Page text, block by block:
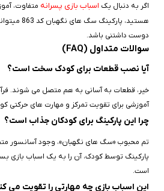
اگر به دنبال یک اسباب‌ بازی پسرانه متفاوت،
هستید،
دوست‌ داشتنی باشد.
سوالات متداول (FAQ)
آیا نصب قطعات برای کودک سخت است؟
خیر، قطعات به‌ آسانی به هم متصل می‌ شوند.
آموزشی برای تقویت تمرکز و مهارت‌ های حرکتی
چرا این پارکینگ برای کودکان جذاب است؟
تم محبوب «سگ‌ های نگهبان»، وجود آسانسور
پارکینگ توسط کودک، آن را به یک اسباب‌ بازی
است.
این اسباب‌ بازی چه مهارتی را تقویت می‌